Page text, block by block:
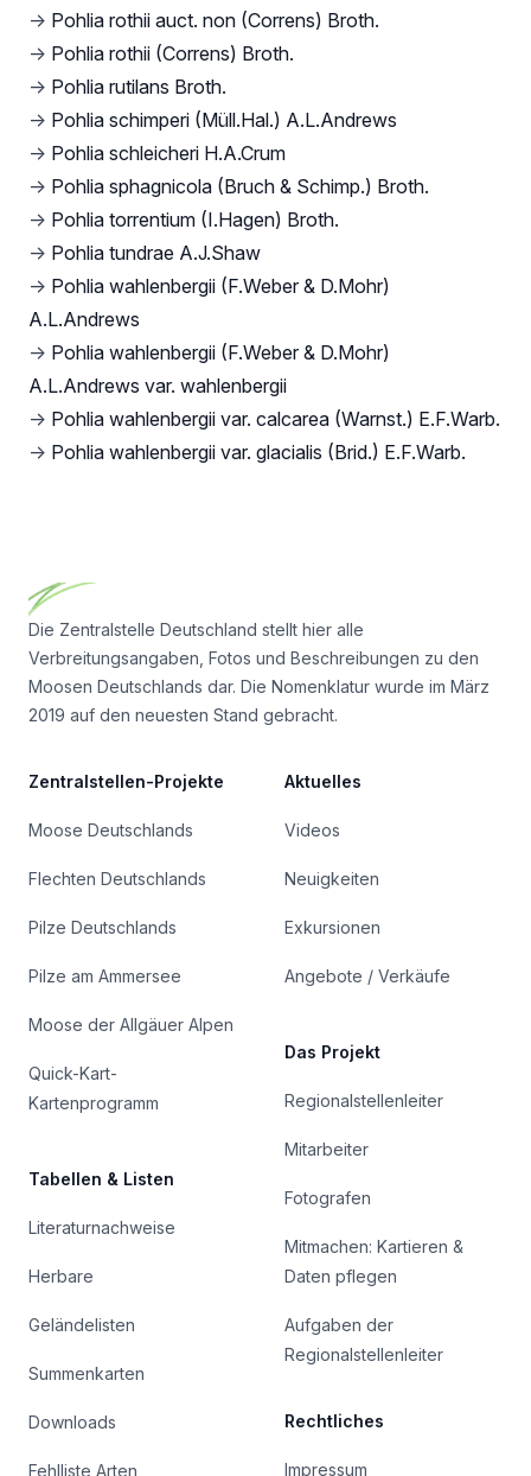
→ Pohlia rothii auct. non (Correns) Broth.
→ Pohlia rothii (Correns) Broth.
→ Pohlia rutilans Broth.
→ Pohlia schimperi (Müll.Hal.) A.L.Andrews
→ Pohlia schleicheri H.A.Crum
→ Pohlia sphagnicola (Bruch & Schimp.) Broth.
→ Pohlia torrentium (I.Hagen) Broth.
→ Pohlia tundrae A.J.Shaw
→ Pohlia wahlenbergii (F.Weber & D.Mohr)
A.L.Andrews
→ Pohlia wahlenbergii (F.Weber & D.Mohr)
A.L.Andrews var. wahlenbergii
→ Pohlia wahlenbergii var. calcarea (Warnst.) E.F.Warb.
→ Pohlia wahlenbergii var. glacialis (Brid.) E.F.Warb.
Die Zentralstelle Deutschland stellt hier alle
Verbreitungsangaben, Fotos und Beschreibungen zu den
Moosen Deutschlands dar. Die Nomenklatur wurde im März
2019 auf den neuesten Stand gebracht.
Zentralstellen-Projekte
Moose Deutschlands
Flechten Deutschlands
Pilze Deutschlands
Pilze am Ammersee
Moose der Allgäuer Alpen
Quick-Kart-
Kartenprogramm
Tabellen & Listen
Literaturnachweise
Herbare
Geländelisten
Summenkarten
Downloads
Fehlliste Arten
Aktuelles
Videos
Neuigkeiten
Exkursionen
Angebote / Verkäufe
Das Projekt
Regionalstellenleiter
Mitarbeiter
Fotografen
Mitmachen: Kartieren &
Daten pflegen
Aufgaben der
Regionalstellenleiter
Rechtliches
Impressum